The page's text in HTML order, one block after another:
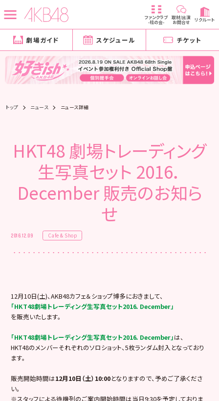
ファンクラブ
-柱の会-
取材/出演
お問合せ リクルート
劇場ガイド スケジュール チケット
トップ ニュース ニュース詳細
HKT48 劇場トレーディング
生写真セット 2016．
December 販売のお知ら
せ
2016.12.09 Cafe & Shop
12月10日(土)、AKB48カフェ＆ショップ博多におきまして、
「HKT48劇場トレーディング生写真セット2016．December」
を販売いたします。
「HKT48劇場トレーディング生写真セット2016．December」は、
HKT48のメンバーそれぞれのソロショット、5枚ランダム封入となっており
ます。
販売開始時間は12月10日（土）10:00となりますので、予めご了承くださ
い。
※スタッフによる待機列のご案内開始時間は当日9:30を予定しておりま